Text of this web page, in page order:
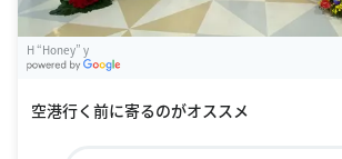
H “Honey” y
空港行く前に寄るのがオススメ